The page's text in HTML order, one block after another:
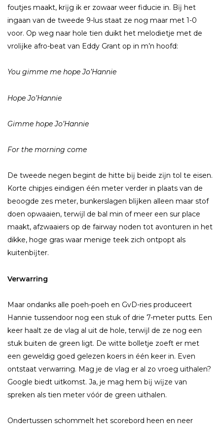
foutjes maakt, krĳg ik er zowaar weer fiducie in. Bĳ het
ingaan van de tweede 9-lus staat ze nog maar met 1-0
voor. Op weg naar hole tien duikt het melodietje met de
vrolĳke afro-beat van Eddy Grant op in m’n hoofd:
You gimme me hope Jo’Hannie
Hope Jo’Hannie
Gimme hope Jo’Hannie
For the morning come
De tweede negen begint de hitte bĳ beide zĳn tol te eisen.
Korte chipjes eindigen één meter verder in plaats van de
beoogde zes meter, bunkerslagen blĳken alleen maar stof
doen opwaaien, terwĳl de bal min of meer een sur place
maakt, afzwaaiers op de fairway noden tot avonturen in het
dikke, hoge gras waar menige teek zich ontpopt als
kuitenbĳter.
Verwarring
Maar ondanks alle poeh-poeh en GvD-ries produceert
Hannie tussendoor nog een stuk of drie 7-meter putts. Een
keer haalt ze de vlag al uit de hole, terwĳl de ze nog een
stuk buiten de green ligt. De witte bolletje zoeft er met
een geweldig goed gelezen koers in één keer in. Even
ontstaat verwarring. Mag je de vlag er al zo vroeg uithalen?
Google biedt uitkomst. Ja, je mag hem bĳ wĳze van
spreken als tien meter vóór de green uithalen.
Ondertussen schommelt het scorebord heen en neer